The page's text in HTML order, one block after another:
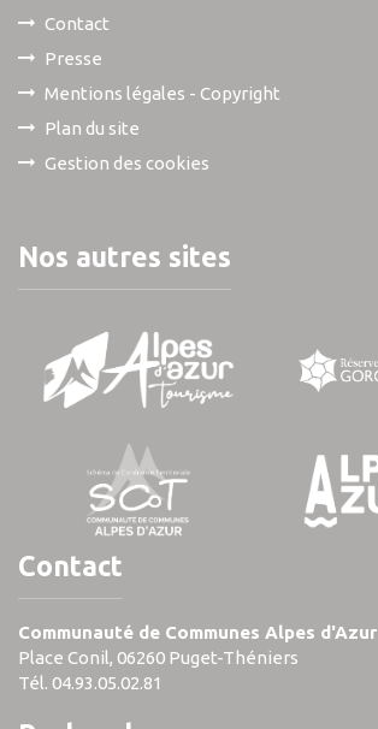
Contact
Presse
Mentions légales - Copyright
Plan du site
Gestion des cookies
Nos autres sites
Contact
Communauté de Communes Alpes d'Azur
Place Conil, 06260 Puget-Théniers
Tél. 04.93.05.02.81